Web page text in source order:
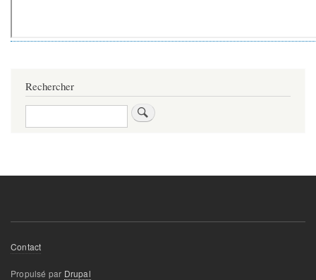
Rechercher
Rechercher
Footer
menu
Contact
Propulsé par Drupal